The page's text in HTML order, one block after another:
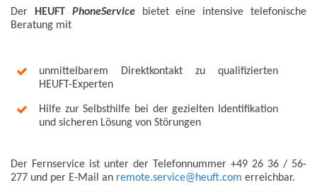
Der HEUFT PhoneServicebietet eine intensive telefonische
Beratung mit
unmittelbarem Direktkontakt zu qualifizierten
HEUFT-Experten
Hilfe zur Selbsthilfe bei der gezielten Identifikation
und sicheren Lösung von Störungen
Der Fernservice ist unter der Telefonnummer +49 26 36 / 56-
277 und per E-Mail an remote.service@heuft.com erreichbar.